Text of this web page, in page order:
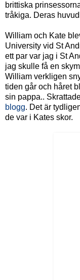
brittiska
tråkiga. Deras
William och Kate
University vid St
ett par var jag i St
jag skulle få en
William verkligen
tiden går och håret
sin pappa..
blogg. Det är
de var i Kates skor.